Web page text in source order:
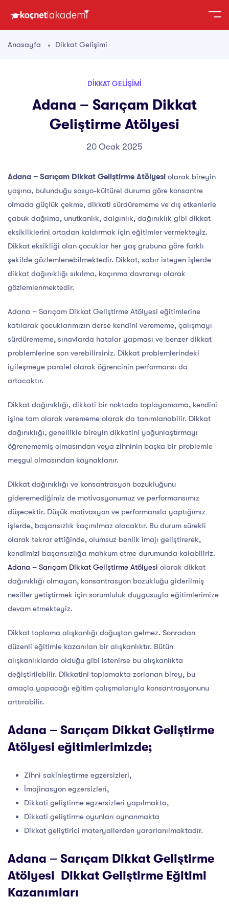
Anasayfa Dikkat Gelişimi
DIKKAT GELIŞIMI
Adana – Sarıçam Dikkat
Geliştirme Atölyesi
20 Ocak 2025
Adana – Sarıçam Dikkat Geliştirme Atölyesi olarak bireyin
yaşına, bulunduğu sosyo-kültürel duruma göre konsantre
olmada güçlük çekme, dikkati sürdürememe ve dış etkenlerle
çabuk dağılma, unutkanlık, dalgınlık, dağınıklık gibi dikkat
eksikliklerini ortadan kaldırmak için eğitimler vermekteyiz.
Dikkat eksikliği olan çocuklar her yaş grubuna göre farklı
şekilde gözlemlenebilmektedir. Dikkat, sabır isteyen işlerde
dikkat dağınıklığı sıkılma, kaçınma davranışı olarak
gözlemlenmektedir.
Adana – Sarıçam Dikkat Geliştirme Atölyesi eğitimlerine
katılarak çocuklarımızın derse kendini verememe, çalışmayı
sürdürememe, sınavlarda hatalar yapması ve benzer dikkat
problemlerine son verebilirsiniz. Dikkat problemlerindeki
iyileşmeye paralel olarak öğrencinin performansı da
artacaktır.
Dikkat dağınıklığı, dikkati bir noktada toplayamama, kendini
işine tam olarak verememe olarak da tanımlanabilir. Dikkat
dağınıklığı, genellikle bireyin dikkatini yoğunlaştırmayı
öğrenememiş olmasından veya zihninin başka bir problemle
meşgul olmasından kaynaklanır.
Dikkat dağınıklığı ve konsantrasyon bozukluğunu
gideremediğimiz de motivasyonumuz ve performansımız
düşecektir. Düşük motivasyon ve performansla yaptığımız
işlerde, başarısızlık kaçınılmaz olacaktır. Bu durum sürekli
olarak tekrar ettiğinde, olumsuz benlik imajı geliştirerek,
kendimizi başarısızlığa mahkum etme durumunda kalabiliriz.
Adana – Sarıçam Dikkat Geliştirme Atölyesi olarak dikkat
dağınıklığı olmayan, konsantrasyon bozukluğu giderilmiş
nesiller yetiştirmek için sorumluluk duygusuyla eğitimlerimize
devam etmekteyiz.
Dikkat toplama alışkanlığı doğuştan gelmez. Sonradan
düzenli eğitimle kazanılan bir alışkanlıktır. Bütün
alışkanlıklarda olduğu gibi istenirse bu alışkanlıkta
değiştirilebilir. Dikkatini toplamakta zorlanan birey, bu
amaçla yapacağı eğitim çalışmalarıyla konsantrasyonunu
arttırabilir.
Adana – Sarıçam Dikkat Geliştirme
Atölyesi eğitimlerimizde;
Zihni sakinleştirme egzersizleri,
İmajinasyon egzersizleri,
Dikkati geliştirme egzersizleri yapılmakta,
Dikkati geliştirme oyunları oynanmakta
Dikkat geliştirici materyallerden yararlanılmaktadır.
Adana – Sarıçam Dikkat Geliştirme
Atölyesi Dikkat Geliştirme Eğitimi
Kazanımları